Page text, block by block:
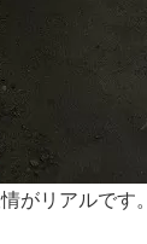
がリアルです。